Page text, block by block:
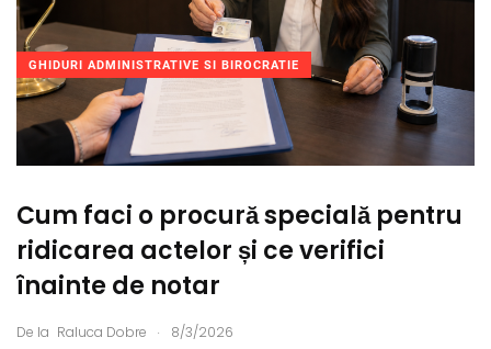
GHIDURI ADMINISTRATIVE SI BIROCRATIE
Cum faci o procură specială pentru
ridicarea actelor și ce verifici
înainte de notar
De la Raluca Dobre . 8/3/2026